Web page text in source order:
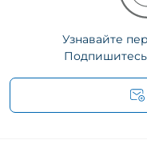
Узнавайте